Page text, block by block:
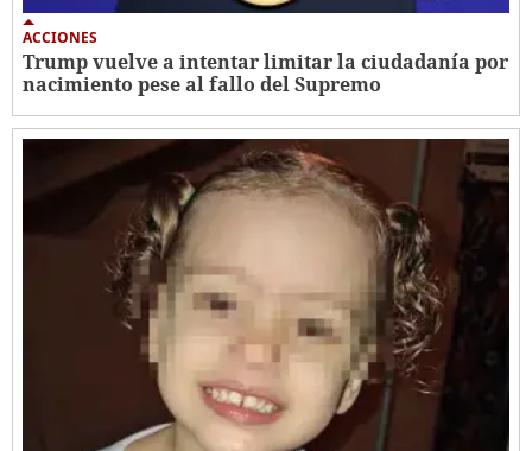
ACCIONES
Trump vuelve a intentar limitar la ciudadanía por
nacimiento pese al fallo del Supremo